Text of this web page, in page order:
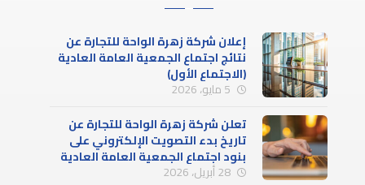
إعلان شركة زهرة الواحة للتجارة عن
نتائج اجتماع الجمعية العامة العادية
(الاجتماع الأول)
5 مايو، 2026
تعلن شركة زهرة الواحة للتجارة عن
تاريخ بدء التصويت الإلكتروني على
بنود اجتماع الجمعية العامة العادية
(الاجتماع الأول)
28 أبريل، 2026